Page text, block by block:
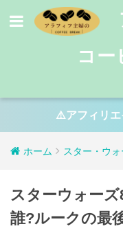
コー
⚠️アフィリエ
ホーム スター・ウ
スターウォー
誰?ルークの最